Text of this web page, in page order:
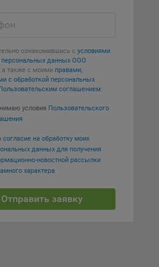
ознакомившись с условиями
персональных данных ООО
, а также с моими правами,
с обработкой персональных
соглашением:
условия Пользовательского
согласие на обработку моих
данных для получения
новостной рассылки
характера
Отправить заявку